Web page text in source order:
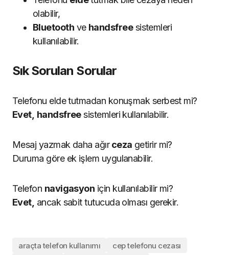
olabilir,
Bluetooth ve handsfreesistemleri
kullanılabilir.
Sık Sorulan Sorular
Telefonu elde tutmadan konuşmak serbest mi?
Evet, handsfreesistemleri kullanılabilir.
Mesaj yazmak daha ağırceza getirir mi?
Duruma göre ek işlem uygulanabilir.
Telefon navigasyon için kullanılabilir mi?
Evet, ancak sabit tutucuda olması gerekir.
araçta telefon kullanımı
cep telefonu cezası